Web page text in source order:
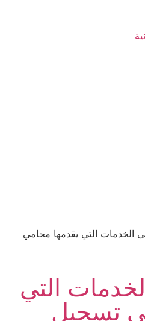
التي يقدمها محامي
التي
تسجيل